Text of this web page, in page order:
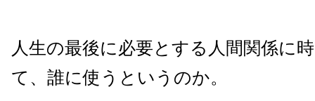
人生の最後に必要とする人間関係に
て、誰に使うというのか。